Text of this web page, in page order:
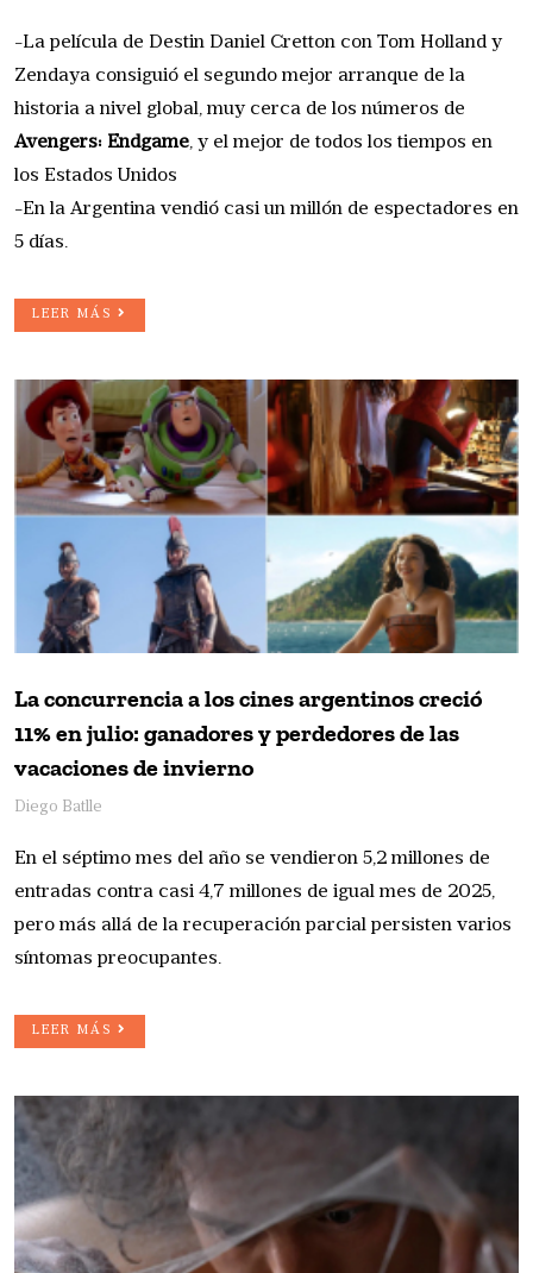
-La película de Destin Daniel Cretton con Tom Holland y
Zendaya consiguió el segundo mejor arranque de la
historia a nivel global, muy cerca de los números de
Avengers: Endgame, y el mejor de todos los tiempos en
los Estados Unidos
-En la Argentina vendió casi un millón de espectadores en
5 días.
LEER MÁS
La concurrencia a los cines argentinos creció
11% en julio: ganadores y perdedores de las
vacaciones de invierno
Diego Batlle
En el séptimo mes del año se vendieron 5,2 millones de
entradas contra casi 4,7 millones de igual mes de 2025,
pero más allá de la recuperación parcial persisten varios
síntomas preocupantes.
LEER MÁS